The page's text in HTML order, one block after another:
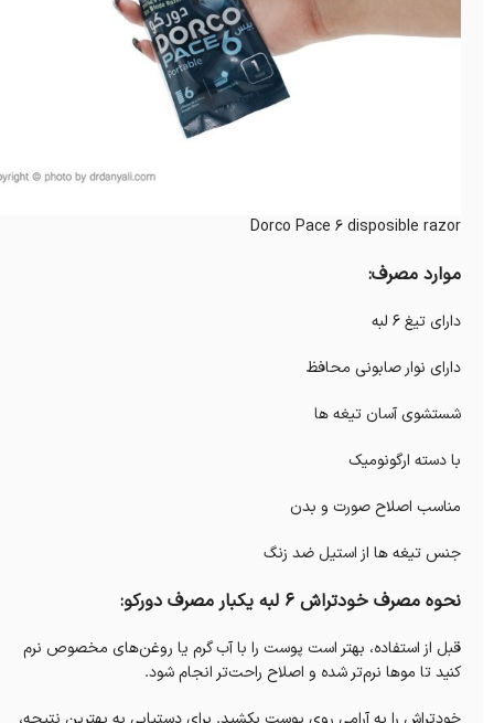
Dorco Pace 6 disposible razor
موارد مصرف:
دارای تیغ 6 لبه
دارای نوار صابونی محافظ
شستشوی آسان تیغه ها
با دسته ارگونومیک
مناسب اصلاح صورت و بدن
جنس تیغه ها از استیل ضد زنگ
نحوه مصرف خودتراش 6 لبه یکبار مصرف دورکو:
قبل از استفاده، بهتر است پوست را با آب گرم یا روغن‌های مخصوص نرم
کنید تا موها نرم‌تر شده و اصلاح راحت‌تر انجام شود.